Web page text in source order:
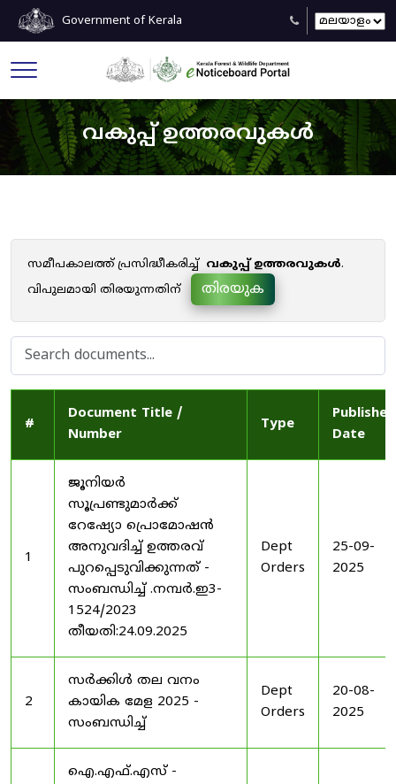
Government of Kerala
വകുപ്പ് ഉത്തരവുകൾ
സമീപകാലത്ത് പ്രസിദ്ധീകരിച്ച് വകുപ്പ് ഉത്തരവുകൾ.
വിപുലമായി തിരയുന്നതിന്
തിരയുക
#
Document Title /
Number
Type
Published
Date
1
ജൂനിയർ
സൂപ്രണ്ടുമാർക്ക്
റേഷ്യോ പ്രൊമോഷൻ
അനുവദിച്ച് ഉത്തരവ്
പുറപ്പെടുവിക്കുന്നത് -
സംബന്ധിച്ച് .നമ്പർ.ഇ3-
1524/2023
തീയതി:24.09.2025
Dept
Orders
25-09-
2025
2
സർക്കിൾ തല വനം
കായിക മേള 2025 -
സംബന്ധിച്ച്
Dept
Orders
20-08-
2025
ഐ.എഫ്.എസ് -